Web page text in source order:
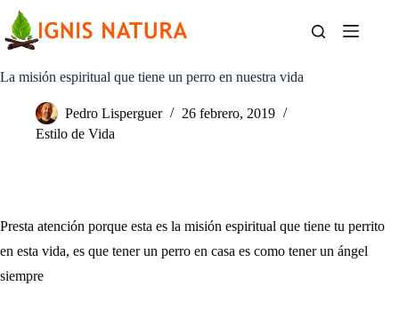
contenido
La misión espiritual que tiene un perro en nuestra vida
Pedro Lisperguer
26 febrero, 2019
Estilo de Vida
Presta atención porque esta es la misión espiritual que tiene tu perrito
en esta vida, es que tener un perro en casa es como tener un ángel
siempre